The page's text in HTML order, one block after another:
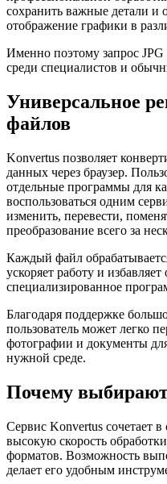
сохранить важные детали и
отображение графики в
Именно поэтому запрос JPG
среди специалистов и
Универсальное
файлов
Konvertus позволяет
данных через браузер.
отдельные программы для
воспользоваться одним
изменить, перевести,
преобразование всего за
Каждый файл
ускоряет работу и
специализированное
Благодаря поддержке
пользователь может легко
фотографии и документы
нужной среде.
Почему
Сервис Konvertus сочетает в
высокую скорость
форматов. Возможность
делает его удобным